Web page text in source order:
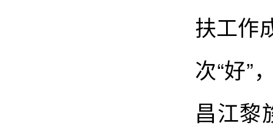
扶工作
次“好”
昌江黎